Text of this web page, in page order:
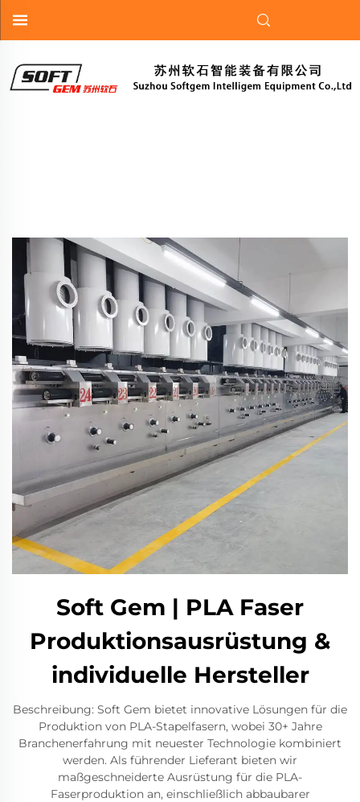
Soft Gem | PLA Faser
Produktionsausrüstung &
individuelle Hersteller
Beschreibung: Soft Gem bietet innovative Lösungen für die
Produktion von PLA-Stapelfasern, wobei 30+ Jahre
Branchenerfahrung mit neuester Technologie kombiniert
werden. Als führender Lieferant bieten wir
maßgeschneiderte Ausrüstung für die PLA-
Faserproduktion an, einschließlich abbaubarer